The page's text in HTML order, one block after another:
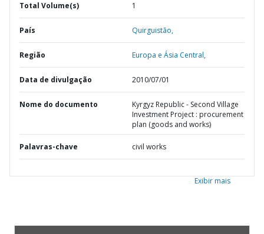
Total Volume(s) 1
País Quirguistão,
Região Europa e Ásia Central,
Data de divulgação 2010/07/01
Nome do documento
Kyrgyz Republic - Second Village
Investment Project : procurement
plan (goods and works)
Palavras-chave civil works
Exibir mais